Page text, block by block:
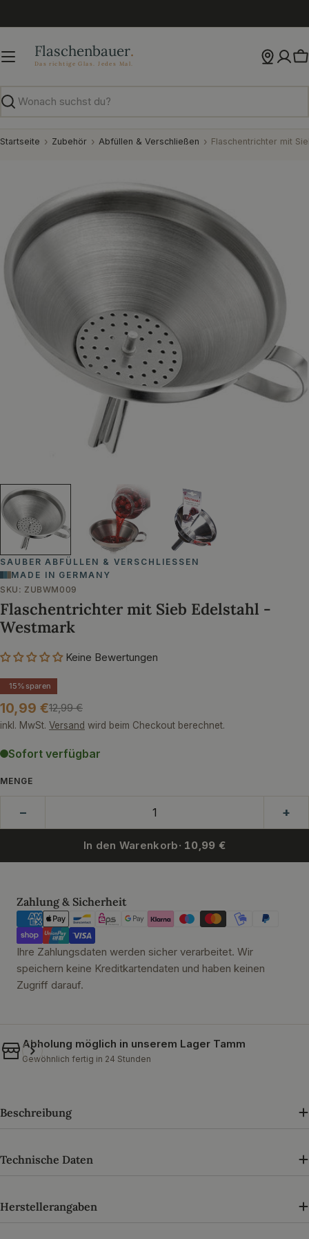
Inhalt
Suchen
Startseite Zubehör Abfüllen & Verschließen
Sie das Medium 0 im Modalformat
SAUBER ABFÜLLEN & VERSCHLIESSEN
MADE IN GERMANY
SKU: ZUBWM009
Flaschentrichter mit Sieb Edelstahl -
Westmark
Keine Bewertungen
15% sparen
Verkaufspreis
10,99 €
Regulärer
Preis
12,99 €
inkl. MwSt. Versand wird beim Checkout berechnet.
Sofort verfügbar
MENGE
− +
In den Warenkorb· 10,99 €
Zahlung & Sicherheit
Zahlungsmethoden
Ihre Zahlungsdaten werden sicher verarbeitet. Wir
speichern keine Kreditkartendaten und haben keinen
Zugriff darauf.
Abholung möglich in unserem Lager Tamm
Gewöhnlich fertig in 24 Stunden
Beschreibung
Technische Daten
Herstellerangaben